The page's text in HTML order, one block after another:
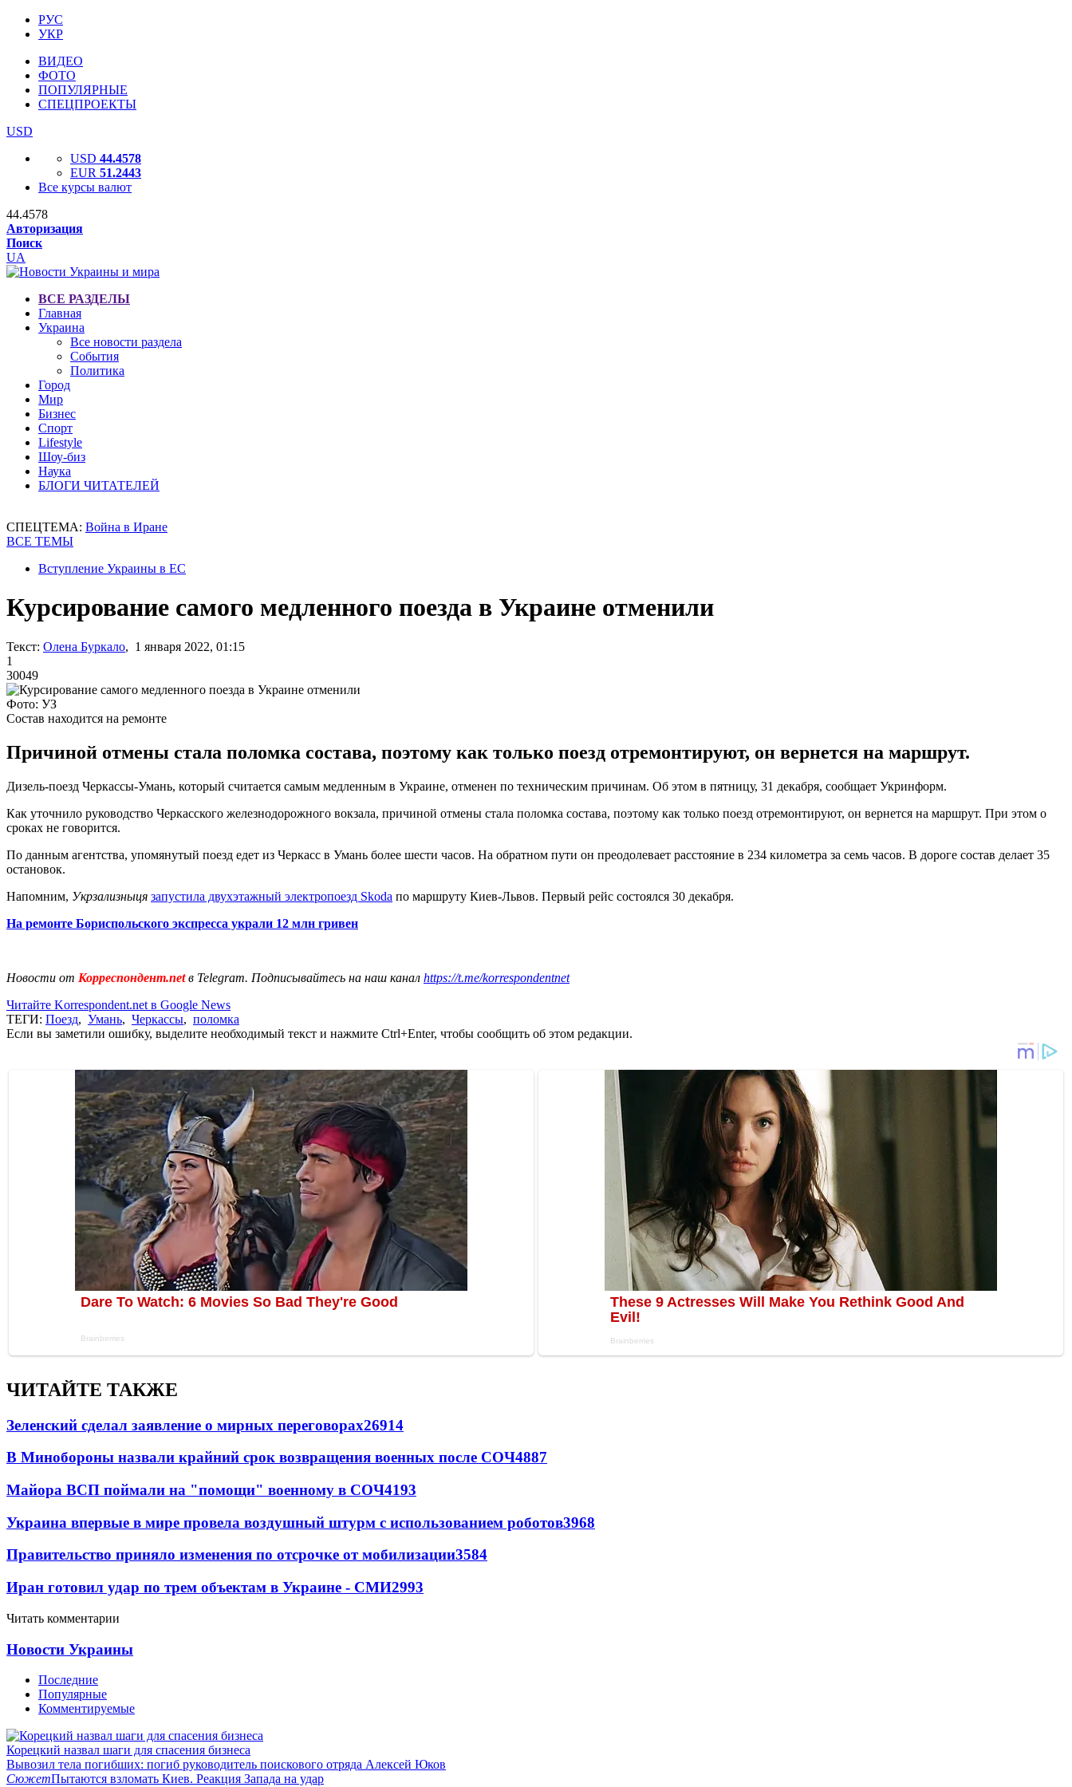
РУС
УКР
ВИДЕО
ФОТО
ПОПУЛЯРНЫЕ
СПЕЦПРОЕКТЫ
USD
USD 44.4578
EUR 51.2443
Все курсы валют
44.4578
Авторизация
Поиск
UA
ВСЕ РАЗДЕЛЫ
Главная
Украина
Все новости раздела
События
Политика
Город
Мир
Бизнес
Спорт
Lifestyle
Шоу-биз
Наука
БЛОГИ ЧИТАТЕЛЕЙ
СПЕЦТЕМА: Война в Иране
ВСЕ ТЕМЫ
Вступление Украины в ЕС
Курсирование самого медленного поезда в Украине отменили
Текст: Олена Буркало, 1 января 2022, 01:15
1
30049
Фото: УЗ
Состав находится на ремонте
Причиной отмены стала поломка состава, поэтому как только поезд отремонтируют, он вернется на маршрут.
Дизель-поезд Черкассы-Умань, который считается самым медленным в Украине, отменен по техническим причинам. Об этом в пятницу, 31 декабря, сообщает Укринформ.
Как уточнило руководство Черкасского железнодорожного вокзала, причиной отмены стала поломка состава, поэтому как только поезд отремонтируют, он вернется на маршрут. При этом о
сроках не говорится.
По данным агентства, упомянутый поезд едет из Черкасс в Умань более шести часов. На обратном пути он преодолевает расстояние в 234 километра за семь часов. В дороге состав делает 35
остановок.
Напомним, Укрзализныця запустила двухэтажный электропоезд Skoda по маршруту Киев-Львов. Первый рейс состоялся 30 декабря.
На ремонте Бориспольского экспресса украли 12 млн гривен
Новости от Корреспондент.netв Telegram. Подписывайтесь на наш канал https://t.me/korrespondentnet
Читайте Korrespondent.net в Google News
ТЕГИ: Поезд, Умань, Черкассы, поломка
Если вы заметили ошибку, выделите необходимый текст и нажмите Ctrl+Enter, чтобы сообщить об этом редакции.
ЧИТАЙТЕ ТАКЖЕ
Зеленский сделал заявление о мирных переговорах26914
В Минобороны назвали крайний срок возвращения военных после СОЧ4887
Майора ВСП поймали на "помощи" военному в СОЧ4193
Украина впервые в мире провела воздушный штурм с использованием роботов3968
Правительство приняло изменения по отсрочке от мобилизации3584
Иран готовил удар по трем объектам в Украине - СМИ2993
Читать комментарии
Новости Украины
Последние
Популярные
Комментируемые
Корецкий назвал шаги для спасения бизнеса
Вывозил тела погибших: погиб руководитель поискового отряда Алексей Юков
СюжетПытаются взломать Киев. Реакция Запада на удар